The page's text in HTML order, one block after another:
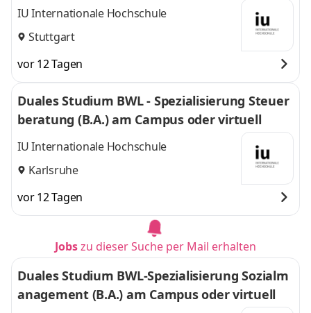
IU Internationale Hochschule
Stuttgart
vor 12 Tagen
Duales Studium BWL - Spezialisierung Steuer
beratung (B.A.) am Campus oder virtuell
IU Internationale Hochschule
Karlsruhe
vor 12 Tagen
Jobszu dieser Suche per Mail erhalten
Duales Studium BWL-Spezialisierung Sozialm
anagement (B.A.) am Campus oder virtuell